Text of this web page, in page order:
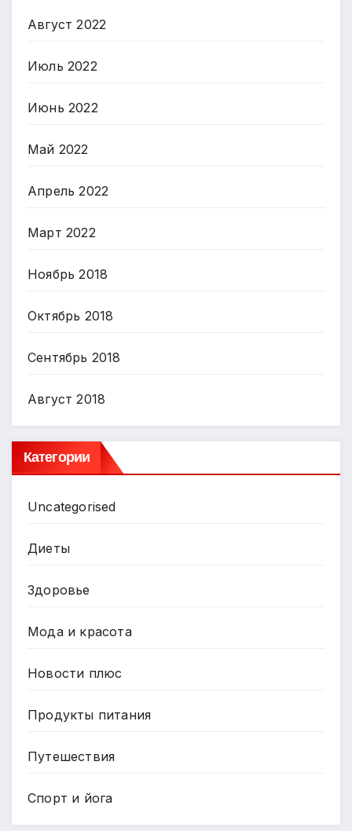
Август 2022
Июль 2022
Июнь 2022
Май 2022
Апрель 2022
Март 2022
Ноябрь 2018
Октябрь 2018
Сентябрь 2018
Август 2018
Категории
Uncategorised
Диеты
Здоровье
Мода и красота
Новости плюс
Продукты питания
Путешествия
Спорт и йога